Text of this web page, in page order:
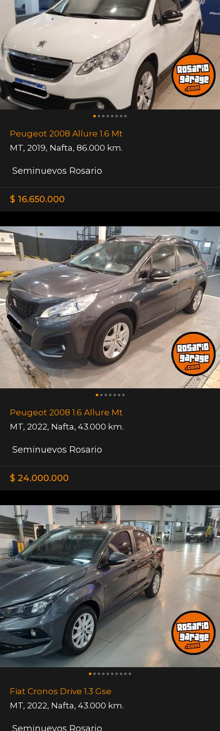
Peugeot 2008 Allure 1.6 Mt
MT, 2019, Nafta, 86.000 km.
Seminuevos Rosario
$ 16.650.000
Peugeot 2008 1.6 Allure Mt
MT, 2022, Nafta, 43.000 km.
Seminuevos Rosario
$ 24.000.000
Fiat Cronos Drive 1.3 Gse
MT, 2022, Nafta, 43.000 km.
Seminuevos Rosario